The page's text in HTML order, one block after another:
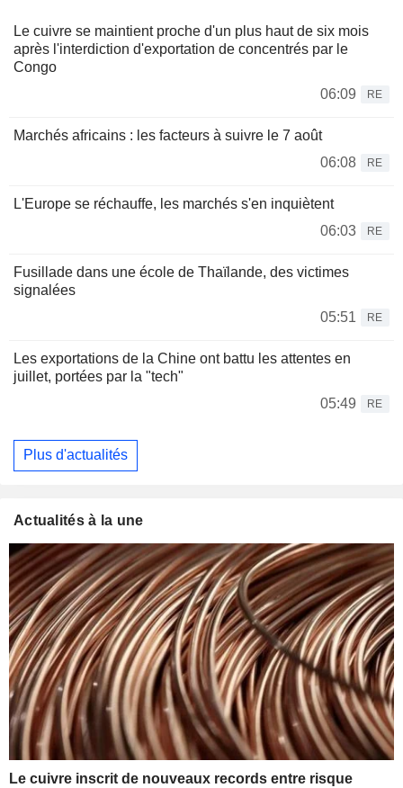
Le cuivre se maintient proche d'un plus haut de six mois
après l'interdiction d'exportation de concentrés par le
Congo
06:09
RE
Marchés africains : les facteurs à suivre le 7 août
06:08
RE
L'Europe se réchauffe, les marchés s'en inquiètent
06:03
RE
Fusillade dans une école de Thaïlande, des victimes
signalées
05:51
RE
Les exportations de la Chine ont battu les attentes en
juillet, portées par la "tech"
05:49
RE
Plus d'actualités
Actualités à la une
Le cuivre inscrit de nouveaux records entre risque